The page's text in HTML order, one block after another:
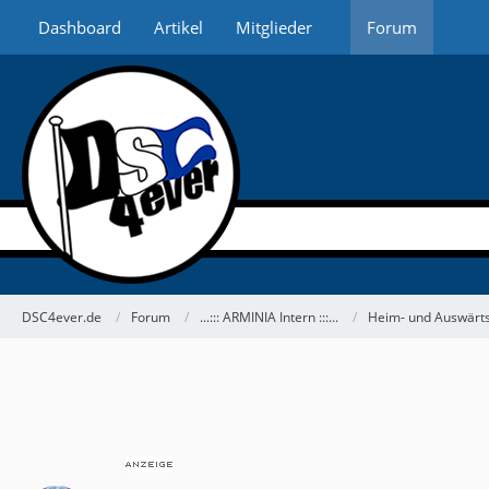
Dashboard Artikel Mitglieder Forum
DSC4ever.de Forum ...::: ARMINIA Intern :::... Heim- und